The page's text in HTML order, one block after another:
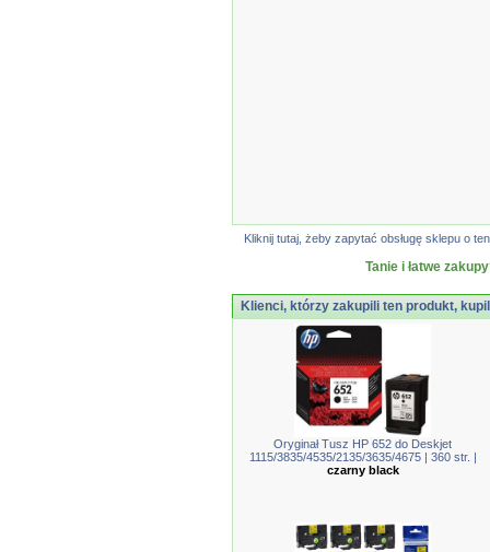
Kliknij tutaj, żeby zapytać obsługę sklepu o
Tanie i łatwe
Klienci, którzy zakupili ten produkt,
Oryginał Tusz HP 652 do Deskjet
1115/3835/4535/2135/3635/4675 | 360 str. |
czarny black